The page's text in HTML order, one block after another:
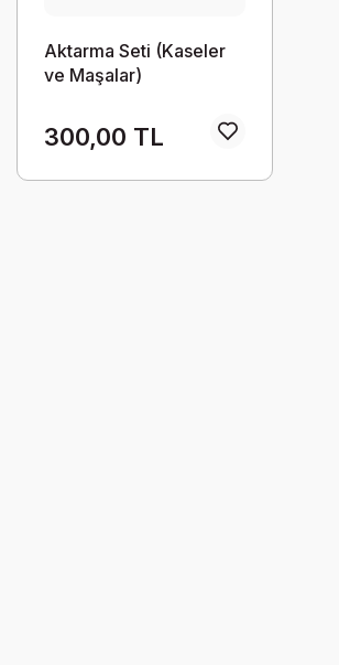
Aktarma Seti (Kaseler
ve Maşalar)
300,00 TL